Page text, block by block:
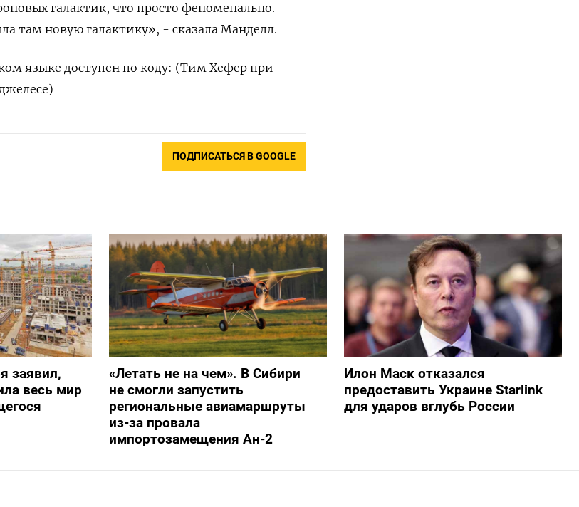
галактик, что просто феноменально.
там новую галактику», - сказала Манделл.
языке доступен по коду: (Тим Хефер при
ПОДПИСАТЬСЯ В GOOGLE
заявил,
весь мир
«Летать не на чем». В Сибири
не смогли запустить
региональные авиамаршруты
из-за провала
импортозамещения Ан-2
Илон Маск отказался
предоставить Украине Starlink
для ударов вглубь России